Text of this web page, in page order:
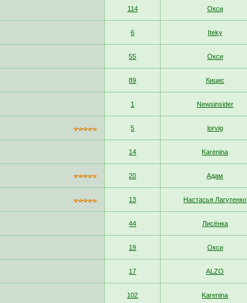
114 Окси
6 Iteky
55 Окси
89 Кицис
1 Newsinsider
5 lorvig
14 Karenina
20 Адам
13 Настасья Лагутенко
44 Лисёнка
19 Окси
17 ALZO
102 Karenina